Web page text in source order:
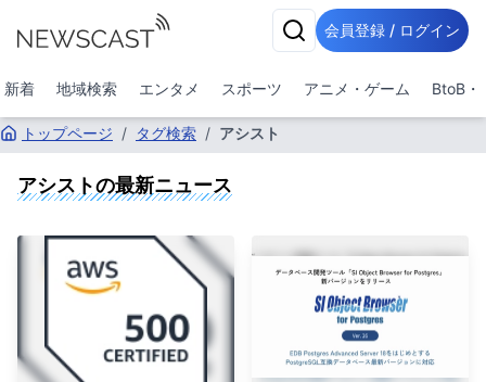
会員登録 / ログイン
新着 地域検索 エンタメ スポーツ アニメ・ゲーム BtoB・
トップページ / タグ検索 / アシスト
アシストの最新ニュース